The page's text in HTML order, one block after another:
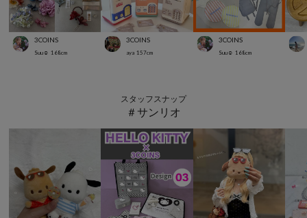
3COINS
Suu☺︎ 168cm
3COINS
aya 157cm
3COINS
Suu☺︎ 168cm
スタッフスナップ
＃サンリオ